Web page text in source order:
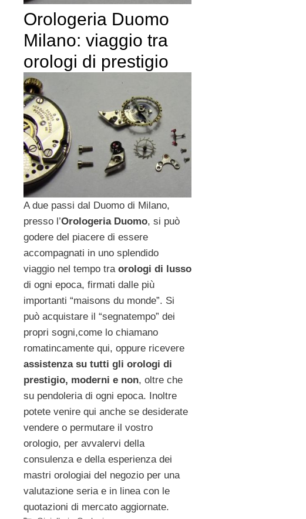
Orologeria Duomo
Milano: viaggio tra
orologi di prestigio
A due passi dal Duomo di Milano,
presso l’Orologeria Duomo, si può
godere del piacere di essere
accompagnati in uno splendido
viaggio nel tempo tra orologi di lusso
di ogni epoca, firmati dalle più
importanti “maisons du monde”. Si
può acquistare il “segnatempo” dei
propri sogni,come lo chiamano
romatincamente qui, oppure ricevere
assistenza su tutti gli orologi di
prestigio, moderni e non, oltre che
su pendoleria di ogni epoca. Inoltre
potete venire qui anche se desiderate
vendere o permutare il vostro
orologio, per avvalervi della
consulenza e della esperienza dei
mastri orologiai del negozio per una
valutazione seria e in linea con le
quotazioni di mercato aggiornate.